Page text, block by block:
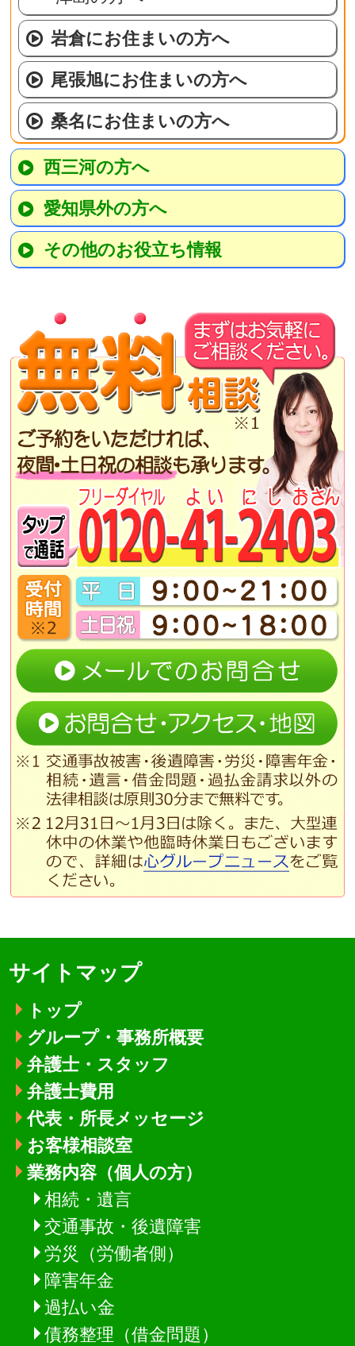
岩倉にお住まいの方へ
尾張旭にお住まいの方へ
桑名にお住まいの方へ
西三河の方へ
愛知県外の方へ
その他のお役立ち情報
サイトマップ
トップ
グループ・事務所概要
弁護士・スタッフ
弁護士費用
代表・所長メッセージ
お客様相談室
業務内容（個人の方）
相続・遺言
交通事故・後遺障害
労災（労働者側）
障害年金
過払い金
債務整理（借金問題）